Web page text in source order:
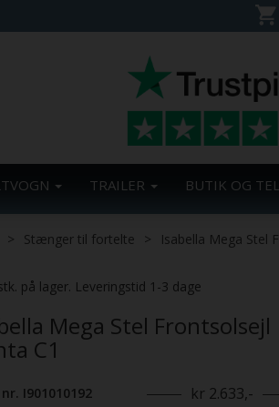
TRAILER BUTIK OG
Stænger til fortelte Isabella Mega Stel
på lager. Leveringstid 1-3 dage
Mega Stel Frontsolsejl
C1
I901010192 kr 2.633,-